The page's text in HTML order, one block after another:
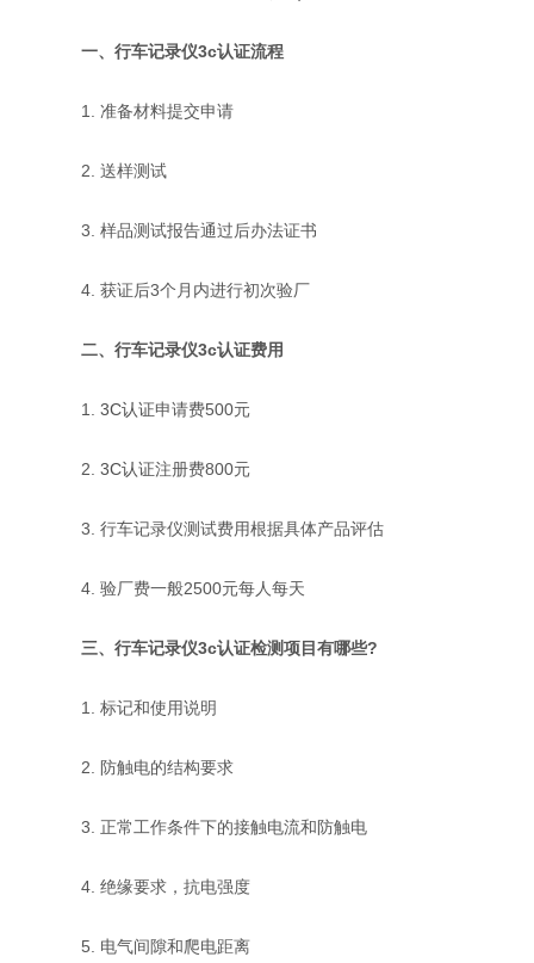
一、行车记录仪3c认证流程
1. 准备材料提交申请
2. 送样测试
3. 样品测试报告通过后办法证书
4. 获证后3个月内进行初次验厂
二、行车记录仪3c认证费用
1. 3C认证申请费500元
2. 3C认证注册费800元
3. 行车记录仪测试费用根据具体产品评估
4. 验厂费一般2500元每人每天
三、行车记录仪3c认证检测项目有哪些?
1. 标记和使用说明
2. 防触电的结构要求
3. 正常工作条件下的接触电流和防触电
4. 绝缘要求，抗电强度
5. 电气间隙和爬电距离